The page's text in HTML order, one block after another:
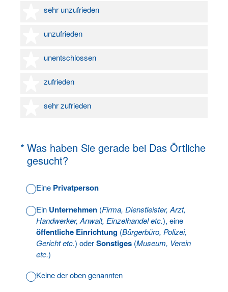
sehr unzufrieden
1 Stern
unzufrieden
2 Sterne
unentschlossen
3 Sterne
zufrieden
4 Sterne
sehr zufrieden
5 Sterne
* Was haben Sie gerade bei Das Örtliche
gesucht?
(Erforderlich.)
Eine Privatperson
Ein Unternehmen (Firma, Dienstleister, Arzt,
Handwerker, Anwalt, Einzelhandel etc.), eine
öffentliche Einrichtung (Bürgerbüro, Polizei,
Gericht etc.) oderSonstiges (Museum, Verein
etc.)
Keine der oben genannten